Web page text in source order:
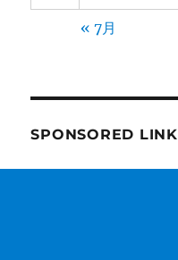
« 7月
SPONSORED LINK